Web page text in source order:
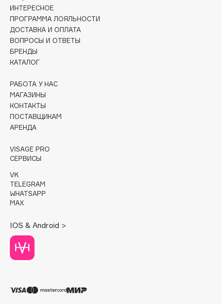
Collagenina
Consly
Corimo
CosRX
Cottolina
Cunzite
Curaprox
d'Alba
DABO
DARLING*
Darphin
Deonica
Dessange
Dior
ИНТЕРЕСНОЕ
ПРОГРАММА ЛОЯЛЬНОСТИ
ДОСТАВКА И ОПЛАТА
ВОПРОСЫ И ОТВЕТЫ
БРЕНДЫ
КАТАЛОГ
РАБОТА У НАС
МАГАЗИНЫ
КОНТАКТЫ
ПОСТАВЩИКАМ
АРЕНДА
VISAGE PRO
СЕРВИСЫ
VK
TELEGRAM
WHATSAPP
MAX
IOS & Android >